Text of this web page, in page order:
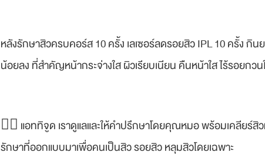
หลังรักษาสิวครบคอร์ส 10 ครั้ง เลเซอร์ลดรอยสิว IPL 10 ครั้ง กิ
น้อยลง ที่สำคัญหน้ากระจ่างใส ผิวเรียบเนียน คืนหน้าใส ไร้รอยกวน
👨‍⚕ แอททิจูด เราดูแลและให้คำปรึกษาโดยคุณหมอ พร้อมเคลียร์
รักษาที่ออกแบบมาเพื่อคนเป็นสิว รอยสิว หลุมสิวโดยเฉพาะ